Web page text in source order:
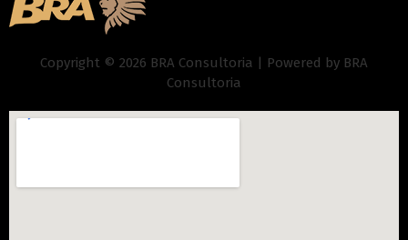
Copyright © 2026 BRA Consultoria | Powered by BRA
Consultoria